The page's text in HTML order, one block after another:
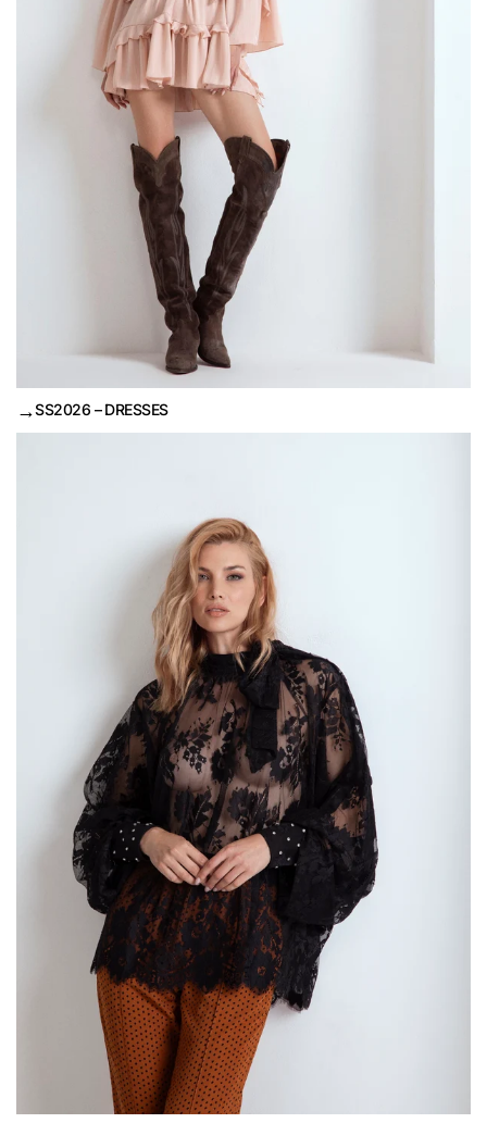
→SS2026 – DRESSES